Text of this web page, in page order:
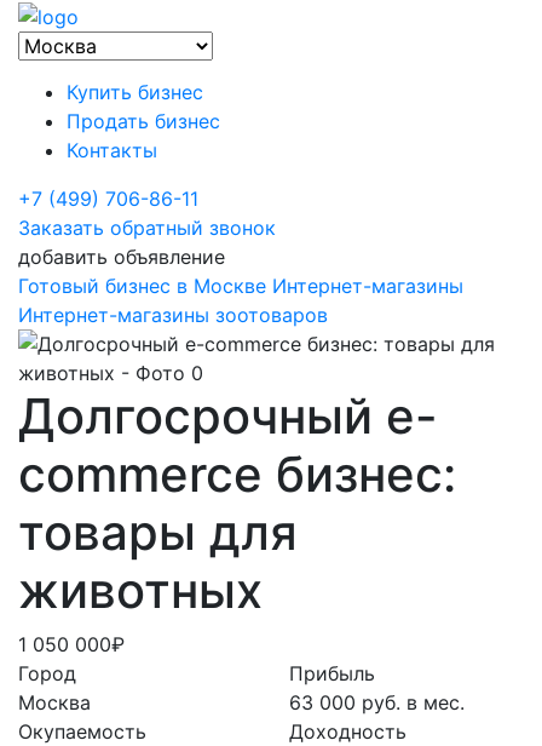
Купить бизнес
Продать бизнес
Контакты
+7 (499) 706-86-11
Заказать обратный звонок
добавить объявление
Готовый бизнес в Москве Интернет-магазины
Интернет-магазины зоотоваров
Долгосрочный e-
commerce бизнес:
товары для
животных
1 050 000₽
Город
Москва
Окупаемость
Прибыль
63 000 руб. в мес.
Доходность